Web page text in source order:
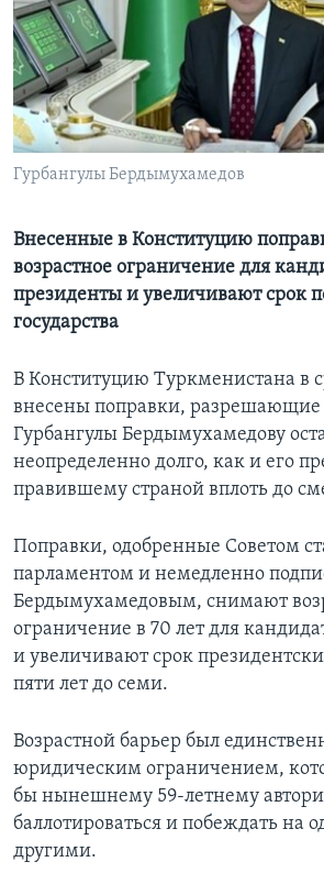
Learning English
СОЦИАЛЬНЫЕ СЕТИ
Гурбангулы Бердымухамедов
Внесенные в Конституцию
возрастное ограничение для
президенты и увеличивают срок
государства
В Конституцию Туркменистана в
внесены поправки, разрешающие
Гурбангулы Бердымухамедову
неопределенно долго, как и его
правившему страной вплоть до
Поправки, одобренные Советом
парламентом и немедленно
Бердымухамедовым, снимают
ограничение в 70 лет для
и увеличивают срок
пяти лет до семи.
Возрастной барьер был
юридическим ограничением,
бы нынешнему 59-летнему
баллотироваться и побеждать на
другими.